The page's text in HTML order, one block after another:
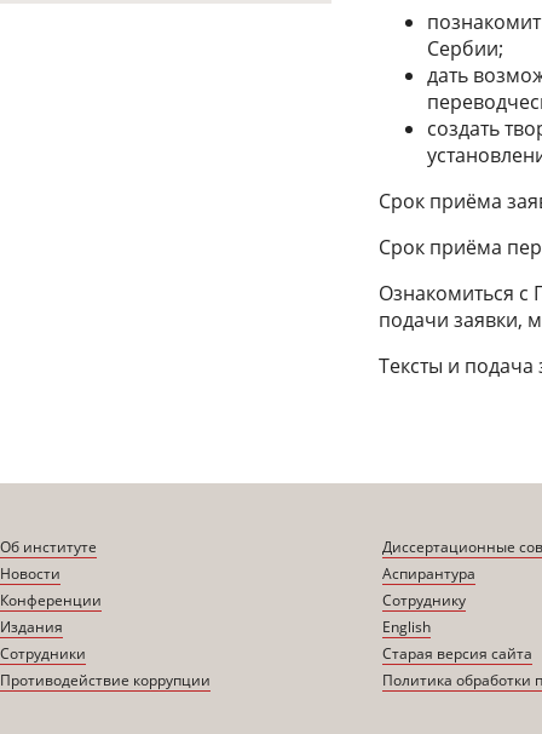
Сербии;
дать
создать
Срок приёма
Срок приёма
Ознакомиться с
подачи заявки,
Тексты и подача
Об институте
Новости
Конференции
Издания
Сотрудники
Противодействие коррупции
Диссертационные
Аспирантура
Сотруднику
English
Старая версия сайта
Политика обработки